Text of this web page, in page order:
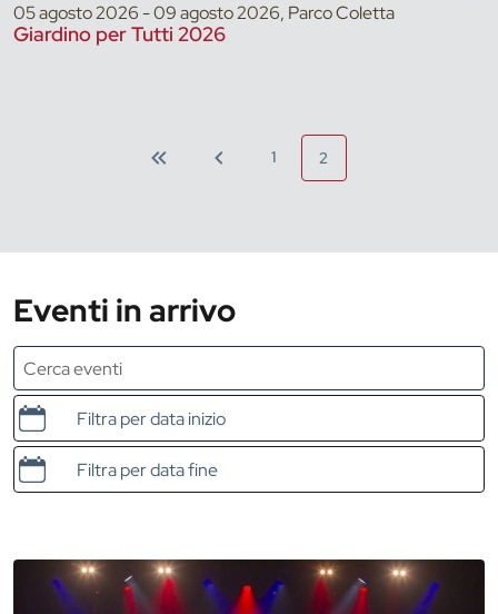
05 agosto 2026 - 09 agosto 2026, Parco Coletta
Giardino per Tutti 2026
1 2
Eventi in arrivo
Data e ora di inizio
Data e ora di fine